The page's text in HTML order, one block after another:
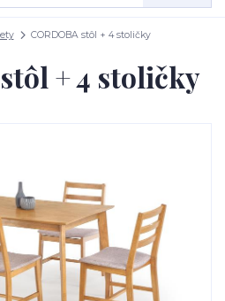
CORDOBA stôl + 4 stoličky
+ 4 stoličky